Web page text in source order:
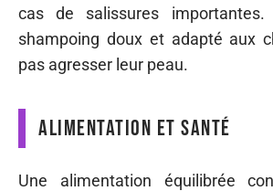
cas de salissures importantes.
shampoing doux et adapté aux
pas agresser leur peau.
Alimentation et santé
Une alimentation équilibrée